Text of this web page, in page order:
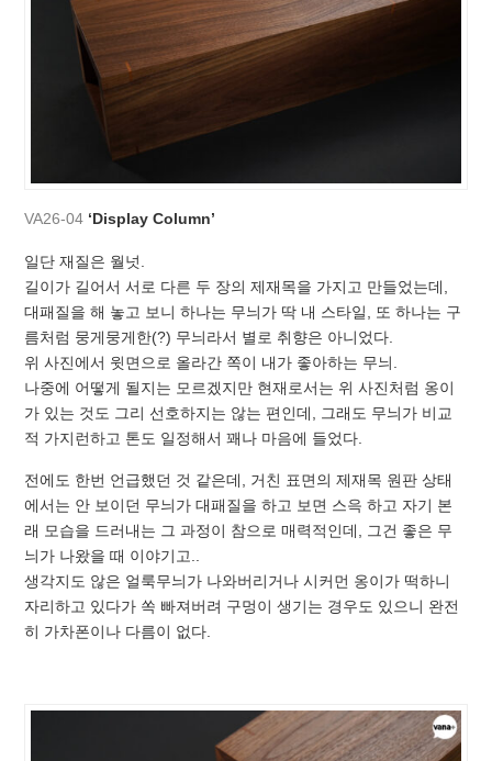
VA26-04 ‘Display Column’
일단 재질은 월넛.
길이가 길어서 서로 다른 두 장의 제재목을 가지고 만들었는데,
대패질을 해 놓고 보니 하나는 무늬가 딱 내 스타일, 또 하나는 구
름처럼 뭉게뭉게한(?) 무늬라서 별로 취향은 아니었다.
위 사진에서 윗면으로 올라간 쪽이 내가 좋아하는 무늬.
나중에 어떻게 될지는 모르겠지만 현재로서는 위 사진처럼 옹이
가 있는 것도 그리 선호하지는 않는 편인데, 그래도 무늬가 비교
적 가지런하고 톤도 일정해서 꽤나 마음에 들었다.
전에도 한번 언급했던 것 같은데, 거친 표면의 제재목 원판 상태
에서는 안 보이던 무늬가 대패질을 하고 보면 스윽 하고 자기 본
래 모습을 드러내는 그 과정이 참으로 매력적인데, 그건 좋은 무
늬가 나왔을 때 이야기고..
생각지도 않은 얼룩무늬가 나와버리거나 시커먼 옹이가 떡하니
자리하고 있다가 쏙 빠져버려 구멍이 생기는 경우도 있으니 완전
히 가차폰이나 다름이 없다.